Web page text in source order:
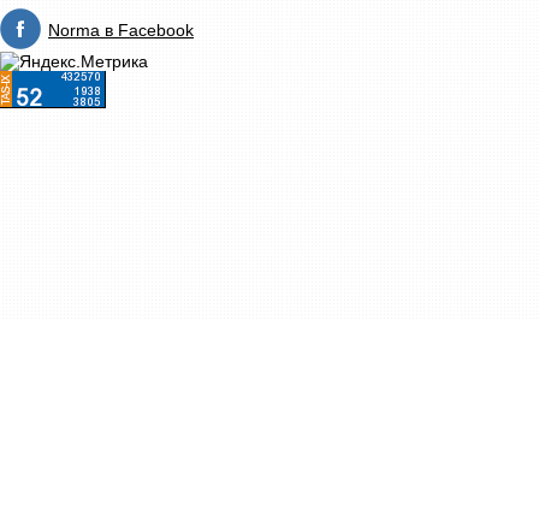
Norma в Facebook